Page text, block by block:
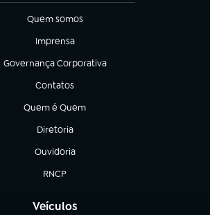
Quem somos
(abre em nova aba)
Imprensa
(abre em nova aba)
Governança Corporativa
(abre em nova aba)
Contatos
(abre em nova aba)
Quem é Quem
(abre em nova aba)
Diretoria
(abre em nova aba)
Ouvidoria
(abre em nova aba)
RNCP
(abre em nova aba)
Veículos